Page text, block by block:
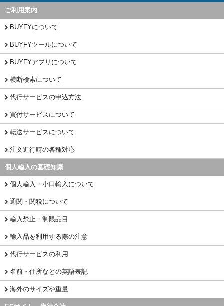
ご利用案内
BUYFYについて
BUYFYツールについて
BUYFYアプリについて
横断検索について
代行サービスの申込方法
買付サービスについて
転送サービスについて
注文進行時の各種対応
個人輸入の基礎知識
個人輸入・小口輸入について
通関・関税について
輸入禁止・制限品目
輸入品を利用する際の注意
代行サービスの利用
名前・住所などの英語表記
海外のサイズや重量